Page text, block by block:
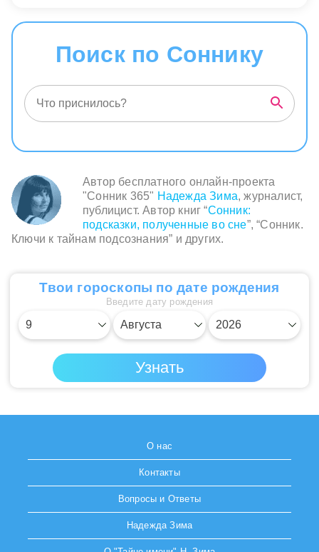
Поиск по Соннику
Автор бесплатного онлайн-проекта
"Сонник 365" Надежда Зима, журналист,
публицист. Автор книг “Сонник:
подсказки, полученные во сне”, “Сонник.
Ключи к тайнам подсознания” и других.
Твои гороскопы по дате рождения
Введите дату рождения
О нас
Контакты
Вопросы и Ответы
Надежда Зима